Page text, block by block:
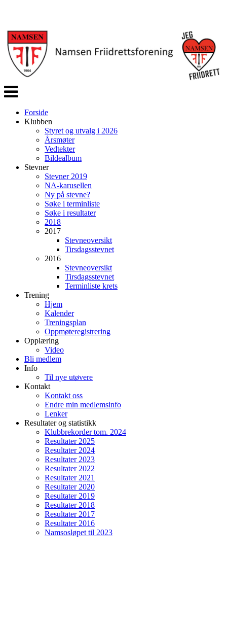
Veksle
navigasjon
Forside
Klubben
Styret og utvalg i 2026
Årsmøter
Vedtekter
Bildealbum
Stevner
Stevner 2019
NA-karusellen
Ny på stevne?
Søke i terminliste
Søke i resultater
2018
2017
Stevneoversikt
Tirsdagsstevnet
2016
Stevneoversikt
Tirsdagsstevnet
Terminliste krets
Trening
Hjem
Kalender
Treningsplan
Oppmøteregistrering
Opplæring
Video
Bli medlem
Info
Til nye utøvere
Kontakt
Kontakt oss
Endre min medlemsinfo
Lenker
Resultater og statistikk
Klubbrekorder tom. 2024
Resultater 2025
Resultater 2024
Resultater 2023
Resultater 2022
Resultater 2021
Resultater 2020
Resultater 2019
Resultater 2018
Resultater 2017
Resultater 2016
Namsosløpet til 2023